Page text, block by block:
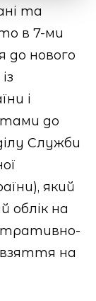
та
в 7-ми
нового
і
до
Служби
який
облік на
взяття на